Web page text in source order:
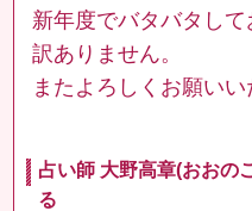
新年度でバタバタし
訳ありません。
またよろしくお願いい
占い師 大野高章(おおの
る